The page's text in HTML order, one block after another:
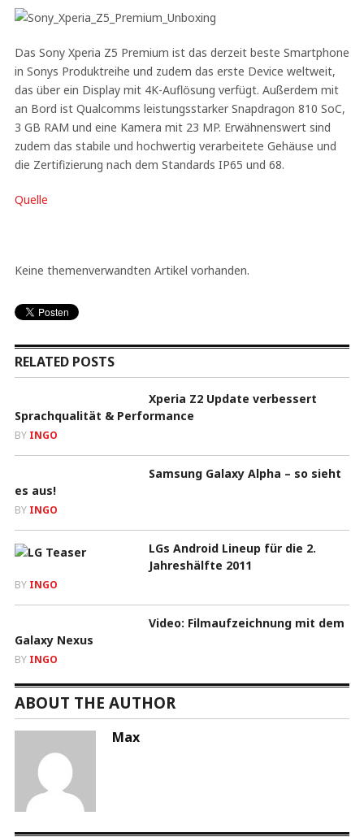
Das Sony Xperia Z5 Premium ist das derzeit beste Smartphone
in Sonys Produktreihe und zudem das erste Device weltweit,
das über ein Display mit 4K-Auflösung verfügt. Außerdem mit
an Bord ist Qualcomms leistungsstarker Snapdragon 810 SoC,
3 GB RAM und eine Kamera mit 23 MP. Erwähnenswert sind
zudem das stabile und hochwertig verarbeitete Gehäuse und
die Zertifizierung nach dem Standards IP65 und 68.
Quelle
Keine themenverwandten Artikel vorhanden.
RELATED POSTS
Xperia Z2 Update verbessert
Sprachqualität & Performance
BY INGO
Samsung Galaxy Alpha – so sieht
es aus!
BY INGO
LGs Android Lineup für die 2.
Jahreshälfte 2011
BY INGO
Video: Filmaufzeichnung mit dem
Galaxy Nexus
BY INGO
ABOUT THE AUTHOR
Max